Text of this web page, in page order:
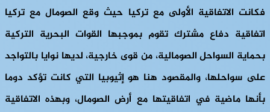
فكانت الاتفاقية الأولى مع تركيا حيث وقع الصومال مع تركيا
اتفاقية دفاع مشترك تقوم بموجبها القوات البحرية التركية
بحماية السواحل الصومالية، من قوى خارجية، لديها نوايا بالتواجد
على سواحلها، والمقصود هنا هو إثيوبيا التي كانت تؤكد دوما
بأنها ماضية في اتفاقيتها مع أرض الصومال، وبهذه الاتفاقية